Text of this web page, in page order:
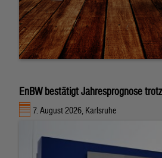
EnBW bestätigt Jahresprognose
7. August 2026, Karlsruhe